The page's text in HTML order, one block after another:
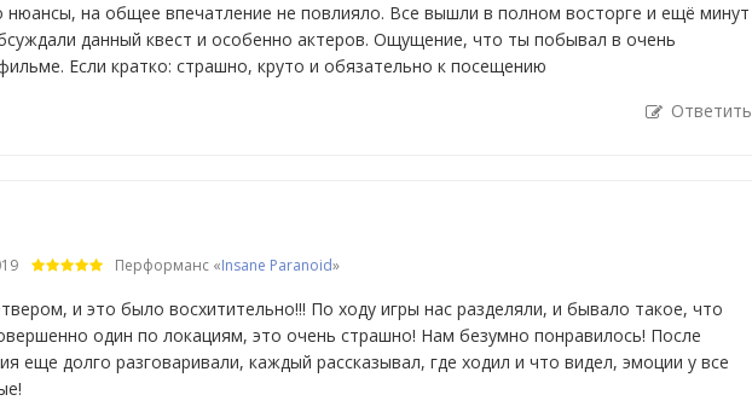
нюансы, на общее впечатление не повлияло. Все вышли в полном восторге и ещё минут
данный квест и особенно актеров. Ощущение, что ты побывал в очень
Если кратко: страшно, круто и обязательно к посещению
Ответить
Перформанс «Insane Paranoid»
и это было восхитительно!!! По ходу игры нас разделяли, и бывало такое, что
один по локациям, это очень страшно! Нам безумно понравилось! После
еще долго разговаривали, каждый рассказывал, где ходил и что видел, эмоции у все